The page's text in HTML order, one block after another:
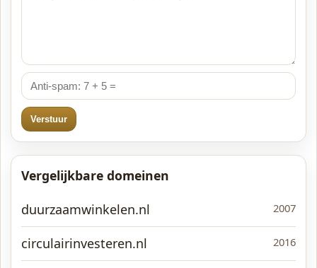
Verstuur
Vergelijkbare domeinen
duurzaamwinkelen.nl
2007
circulairinvesteren.nl 2016